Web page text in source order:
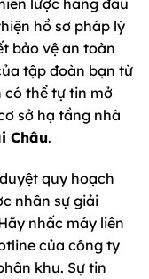
hồ sơ pháp lý
bảo vệ an toàn
tập đoàn bạn từ
có thể tự tin mở
sở hạ tầng nhà
Châu.
quy hoạch
nhân sự giải
nhấc máy liên
của công ty
khu. Sự tin